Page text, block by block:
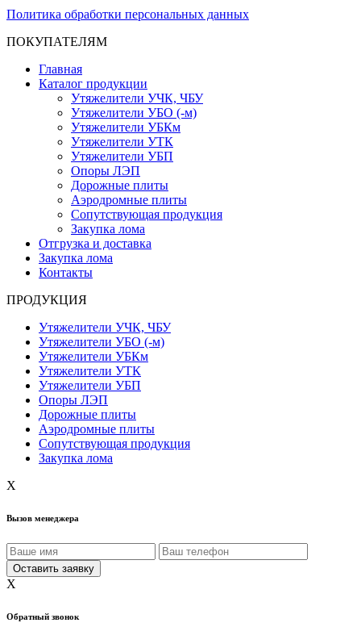
Политика обработки персональных данных
ПОКУПАТЕЛЯМ
Главная
Каталог продукции
Утяжелители УЧК, ЧБУ
Утяжелители УБО (-м)
Утяжелители УБКм
Утяжелители УТК
Утяжелители УБП
Опоры ЛЭП
Дорожные плиты
Аэродромные плиты
Сопутствующая продукция
Закупка лома
Отгрузка и доставка
Закупка лома
Контакты
ПРОДУКЦИЯ
Утяжелители УЧК, ЧБУ
Утяжелители УБО (-м)
Утяжелители УБКм
Утяжелители УТК
Утяжелители УБП
Опоры ЛЭП
Дорожные плиты
Аэродромные плиты
Сопутствующая продукция
Закупка лома
X
Вызов менеджера
X
Обратный звонок